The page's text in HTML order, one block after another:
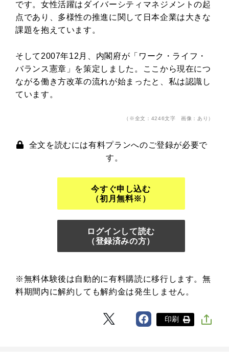
です。女性活躍はダイバーシティマネジメントの起
点であり、多様性の推進に関して日本企業は大きな
課題を抱えています。
そして2007年12月、内閣府が「ワーク・ライフ・
バランス憲章」を策定しました。ここから現在につ
ながる働き方改革の流れが始まったと、私は認識し
ています。
（※全文：4246文字 画像：あり）
全文を読むには有料プランへのご登録が必要で
す。
今すぐ申し込む
（初月無料※）
ログインして読む
（登録済みの方）
※無料体験後は自動的に有料購読に移行します。無
料期間内に解約しても解約金は発生しません。
印刷